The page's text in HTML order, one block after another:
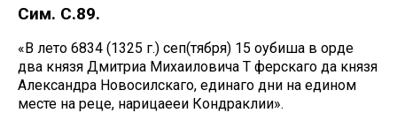
Сим. С.89.
«В лето 6834 (1325 г.) сеп(тября) 15 оубиша в орде
два князя Дмитриа Михаиловича Т ферскаго да князя
Александра Новосилскаго, единаго дни на едином
месте на реце, нарицаееи Кондраклии».